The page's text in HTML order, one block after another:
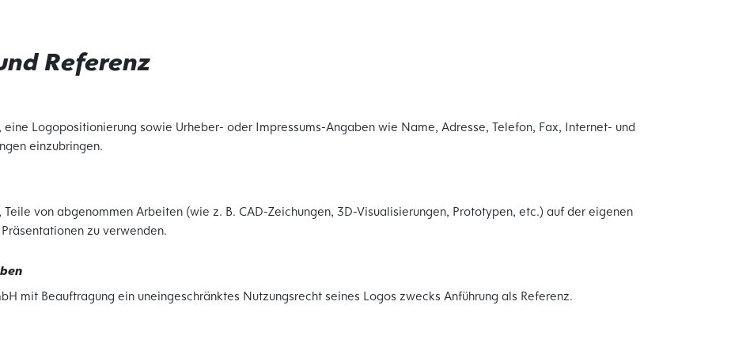
Referenz
eine Logopositionierung sowie Urheber- oder Impressums-Angaben wie Name, Adresse, Telefon, Fax, Internet- und
einzubringen.
Teile von abgenommen Arbeiten (wie z. B. CAD-Zeichungen, 3D-Visualisierungen, Prototypen, etc.) auf der eigenen
zu verwenden.
mit Beauftragung ein uneingeschränktes Nutzungsrecht seines Logos zwecks Anführung als Referenz.